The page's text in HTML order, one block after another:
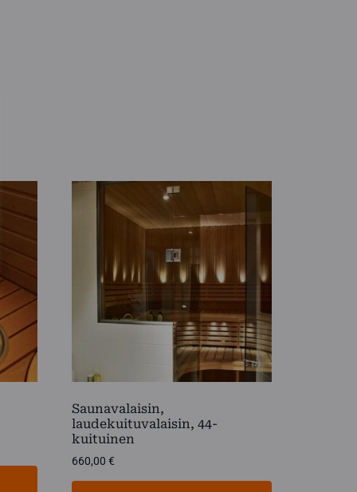
Saunavalaisin,
laudekuituvalaisin, 44-
kuituinen
660,00€